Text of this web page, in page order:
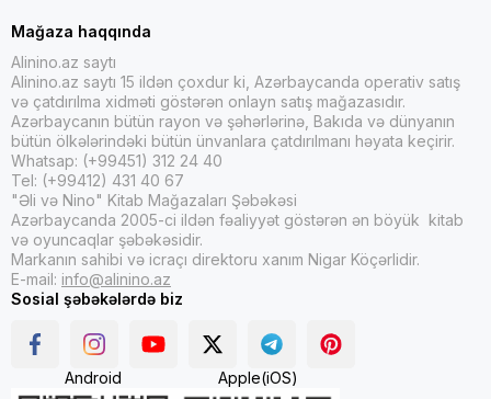
Mağaza haqqında
Alinino.az saytı
Alinino.az saytı 15 ildən çoxdur ki, Azərbaycanda operativ satış
və çatdırılma xidməti göstərən onlayn satış mağazasıdır.
Azərbaycanın bütün rayon və şəhərlərinə, Bakıda və dünyanın
bütün ölkələrindəki bütün ünvanlara çatdırılmanı həyata keçirir.
Whatsap: (+99451) 312 24 40
Tel: (+99412) 431 40 67
"Əli və Nino" Kitab Mağazaları Şəbəkəsi
Azərbaycanda 2005-ci ildən fəaliyyət göstərən ən böyük kitab
və oyuncaqlar şəbəkəsidir.
Markanın sahibi və icraçı direktoru xanım Nigar Köçərlidir.
E-mail: info@alinino.az
Sosial şəbəkələrdə biz
Android Apple(iOS)